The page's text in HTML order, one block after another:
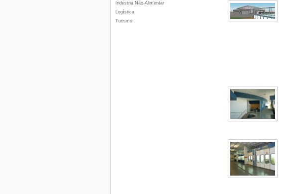
Indústria Não-Alimentar
Logística
Turismo